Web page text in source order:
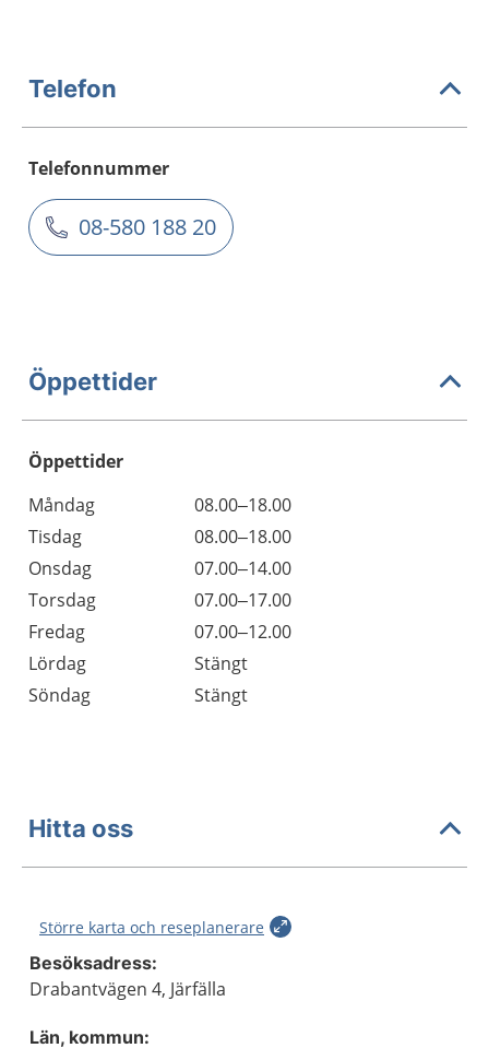
Telefon
Telefonnummer
08-580 188 20
Öppettider
Öppettider
Dag
Öppettider
Kommentarer
Måndag
08.00–18.00
Tisdag
08.00–18.00
Onsdag
07.00–14.00
Torsdag
07.00–17.00
Fredag
07.00–12.00
Lördag
Stängt
Söndag
Stängt
Hitta oss
Större karta och reseplanerare
Besöksadress:
Drabantvägen 4, Järfälla
Län, kommun: